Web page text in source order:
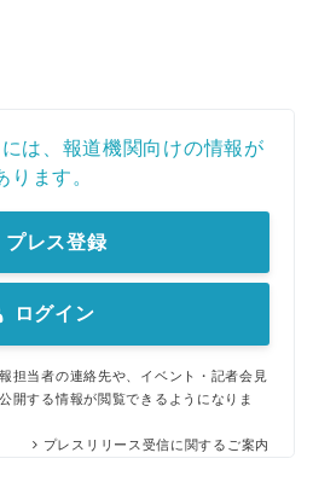
は、報道機関向けの情報が
ります。
プレス登録
ログイン
担当者の連絡先や、イベント・記者会見
開する情報が閲覧できるようになりま
プレスリリース受信に関するご案内